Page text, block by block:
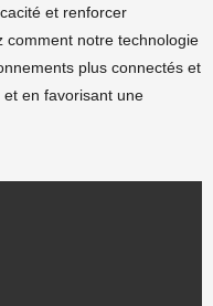
et renforcer
comment notre technologie
plus connectés et
en favorisant une